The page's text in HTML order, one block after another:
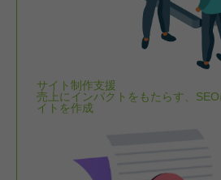
サイト制作支援
売上にインパクトをもたらす、
イトを作成